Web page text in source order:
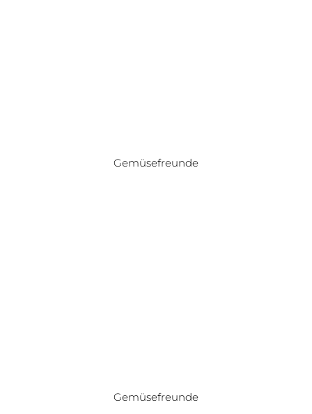
Gemüsefreunde
Gemüsefreunde